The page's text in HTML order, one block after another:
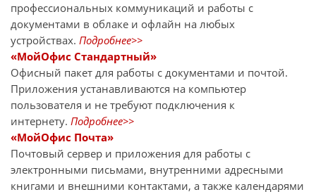
профессиональных коммуникаций и работы с
документами в облаке и офлайн на любых
устройствах. Подробнее>>
«МойОфис Стандартный»
Офисный пакет для работы с документами и почтой.
Приложения устанавливаются на компьютер
пользователя и не требуют подключения к
интернету. Подробнее>>
«МойОфис Почта»
Почтовый сервер и приложения для работы с
электронными письмами, внутренними адресными
книгами и внешними контактами, а также календарями